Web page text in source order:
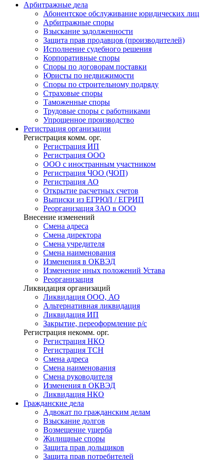
Арбитражные дела
Абонентское обслуживание юридических лиц
Арбитражные споры
Взыскание задолженности
Защита прав продавцов (производителей)
Исполнение судебного решения
Корпоративные споры
Споры по договорам поставки
Юристы по недвижимости
Споры по строительному подряду
Страховые споры
Таможенные споры
Трудовые споры с работниками
Упрощенное производство
Регистрация организации
Регистрация комм. орг.
Регистрация ИП
Регистрация ООО
ООО с иностранным участником
Регистрация ЧОО (ЧОП)
Регистрация АО
Открытие расчетных счетов
Выписки из ЕГРЮЛ / ЕГРИП
Реорганизация ЗАО в ООО
Внесение изменений
Смена адреса
Смена директора
Cмена учредителя
Смена наименования
Изменения в ОКВЭД
Изменение иных положений Устава
Реорганизация
Ликвидация организаций
Ликвидация ООО, АО
Альтернативная ликвидация
Ликвидация ИП
Закрытие, переоформление р/с
Регистрация некомм. орг.
Регистрация НКО
Регистрация ТСН
Смена адреса
Смена наименования
Смена руководителя
Изменения в ОКВЭД
Ликвидация НКО
Гражданские дела
Адвокат по гражданским делам
Взыскание долгов
Возмещение ущерба
Жилищные споры
Защита прав дольщиков
Защита прав потребителей